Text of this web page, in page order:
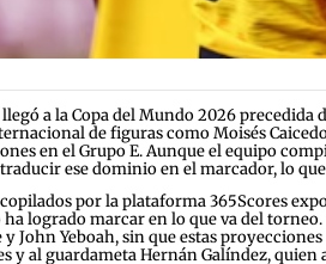
a la Copa del Mundo 2026
de figuras como Moisés
en el Grupo E. Aunque el equipo
ese dominio en el marcador, lo
por la plataforma 365Scores
logrado marcar en lo que va del torneo.
John Yeboah, sin que estas
y al guardameta Hernán Galíndez,